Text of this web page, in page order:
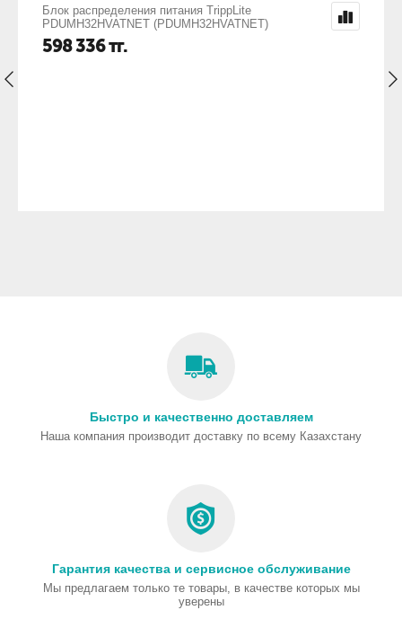
Блок распределения питания TrippLite
PDUMH32HVATNET (PDUMH32HVATNET)
598 336тг.
Быстро и качественно доставляем
Наша компания производит доставку по всему Казахстану
Гарантия качества и сервисное обслуживание
Мы предлагаем только те товары, в качестве которых мы
уверены